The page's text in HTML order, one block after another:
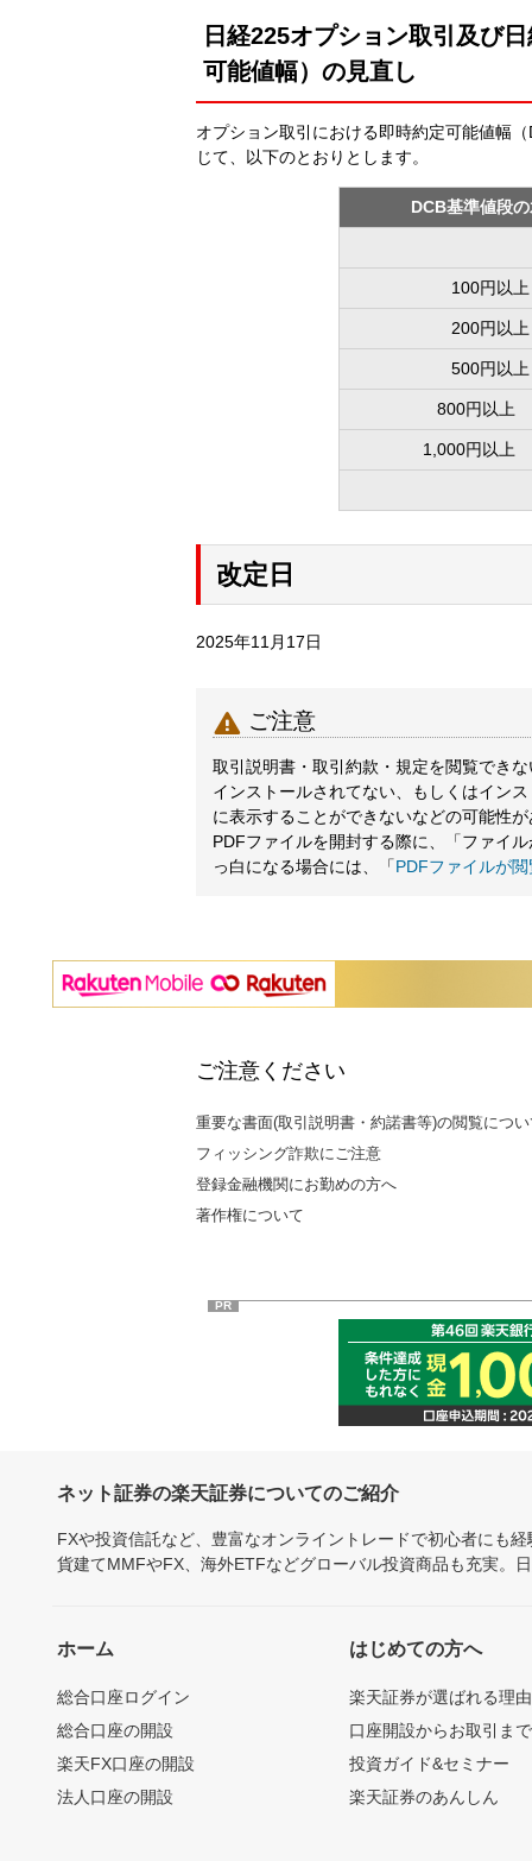
日経225オプション取引及び
可能値幅）の見直し
オプション取引における即時約定可能値幅
じて、以下のとおりとします。
DCB基準値段
100円以
200円以
500円以
800円以上
1,000円以上
改定日
2025年11月17日
 ご注意
取引説明書・取引約款・規定を閲覧でき
インストールされてない、もしくはイン
に表示することができないなどの可能性
PDFファイルを開封する際に、「ファイ
っ白になる場合には、「PDFファイルが
ご注意ください
重要な書面(取引説明書・約諾書等)の閲覧につ
フィッシング詐欺にご注意
登録金融機関にお勤めの方へ
著作権について
PR
ネット証券の楽天証券についてのご紹介
FXや投資信託など、豊富なオンライントレードで初心者にも
貨建てMMFやFX、海外ETFなどグローバル投資商品も充実。
ホーム
総合口座ログイン
総合口座の開設
楽天FX口座の開設
法人口座の開設
はじめての方へ
楽天証券が選ばれる理由
口座開設からお取引ま
投資ガイド&セミナー
楽天証券のあんしん